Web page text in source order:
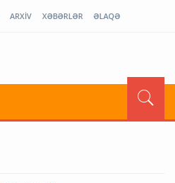
ARXİV XƏBƏRLƏR ƏLAQƏ